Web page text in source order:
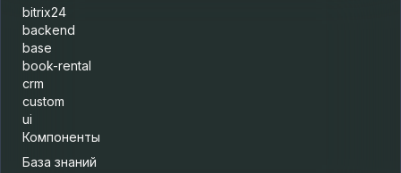
bitrix24
backend
base
book-rental
crm
custom
ui
Компоненты
База знаний